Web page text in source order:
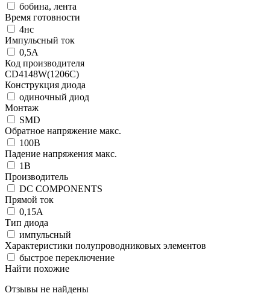
бобина, лента
Время готовности
4нс
Импульсный ток
0,5А
Код производителя
CD4148W(1206C)
Конструкция диода
одиночный диод
Монтаж
SMD
Обратное напряжение макс.
100В
Падение напряжения макс.
1В
Производитель
DC COMPONENTS
Прямой ток
0,15А
Тип диода
импульсный
Характеристики полупроводниковых элементов
быстрое переключение
Найти похожие
Отзывы не найдены